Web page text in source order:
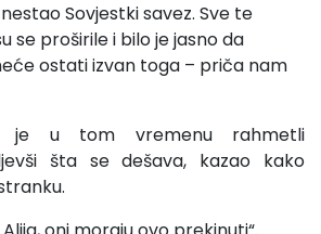
Sovjestki savez. Sve te
se proširile i bilo je jasno da
ostati izvan toga – priča nam
je u tom vremenu rahmetli
šta se dešava, kazao kako